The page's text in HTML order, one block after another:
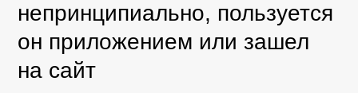
непринципиально, пользуется
он приложением или зашел
на сайт